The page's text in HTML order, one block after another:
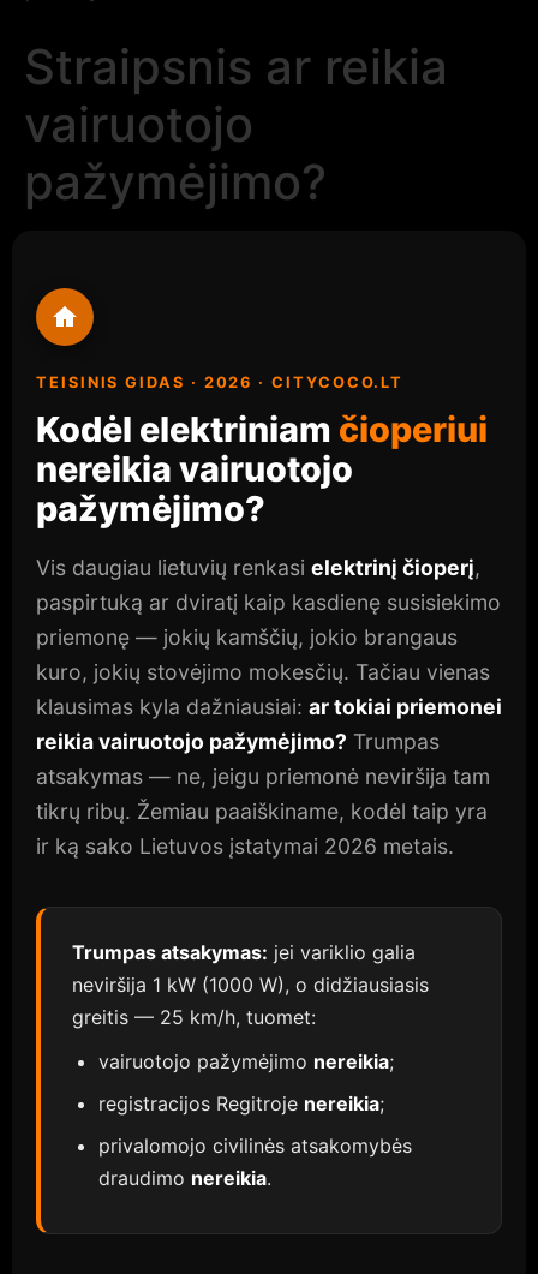
Straipsnis ar reikia
vairuotojo
pažymėjimo?
TEISINIS GIDAS · 2026 · CITYCOCO.LT
Kodėl elektriniam čioperiui
nereikia vairuotojo
pažymėjimo?
Vis daugiau lietuvių renkasi elektrinį čioperį,
paspirtuką ar dviratį kaip kasdienę susisiekimo
priemonę — jokių kamščių, jokio brangaus
kuro, jokių stovėjimo mokesčių. Tačiau vienas
klausimas kyla dažniausiai: ar tokiai priemonei
reikia vairuotojo pažymėjimo? Trumpas
atsakymas — ne, jeigu priemonė neviršija tam
tikrų ribų. Žemiau paaiškiname, kodėl taip yra
ir ką sako Lietuvos įstatymai 2026 metais.
Trumpas atsakymas: jei variklio galia
neviršija 1 kW (1000 W), o didžiausiasis
greitis — 25 km/h, tuomet:
vairuotojo pažymėjimo nereikia;
registracijos Regitroje nereikia;
privalomojo civilinės atsakomybės
draudimo nereikia.